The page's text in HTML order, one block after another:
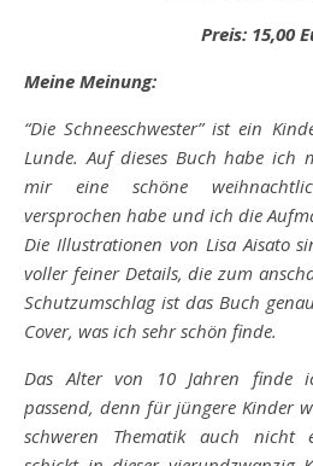
Preis: 15,00
Meine Meinung:
“Die Schneeschwester” ist ein
Lunde. Auf dieses Buch habe ich
mir eine schöne
versprochen habe und ich die
Die Illustrationen von Lisa Aisato
voller feiner Details, die zum
Schutzumschlag ist das Buch
Cover, was ich sehr schön finde.
Das Alter von 10 Jahren finde
passend, denn für jüngere Kinder
schweren Thematik auch nicht